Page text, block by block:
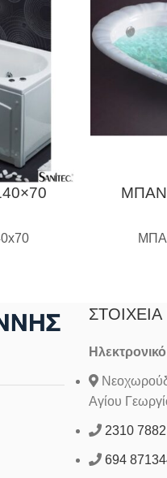
Αγίου
2310
694